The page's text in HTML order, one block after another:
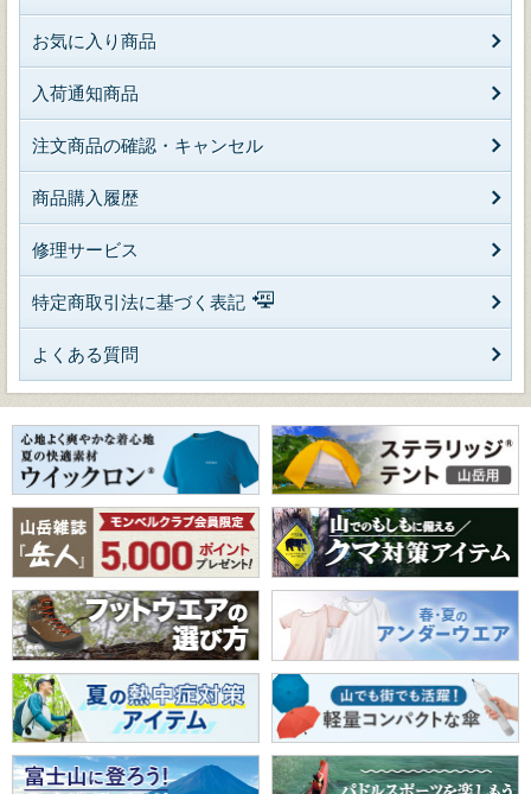
お気に入り商品
入荷通知商品
注文商品の確認・キャンセル
商品購入履歴
修理サービス
特定商取引法に基づく表記
よくある質問